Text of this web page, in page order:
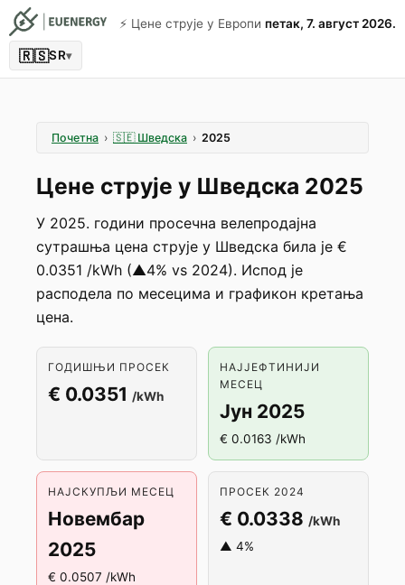
⚡️ Цене струје у Европи петак, 7. август 2026.
🇷🇸SR▾
Почетна › 🇸🇪 Шведска › 2025
Цене струје у Шведска 2025
У 2025. години просечна велепродајна
сутрашња цена струје у Шведска била је €
0.0351 /kWh (▲4% vs 2024). Испод је
расподела по месецима и графикон кретања
цена.
ГОДИШЊИ ПРОСЕК
€ 0.0351 /kWh
НАЈЈЕФТИНИЈИ
МЕСЕЦ
Јун 2025
€ 0.0163 /kWh
НАЈСКУПЉИ МЕСЕЦ
Новембар
2025
€ 0.0507 /kWh
ПРОСЕК 2024
€ 0.0338 /kWh
▲ 4%